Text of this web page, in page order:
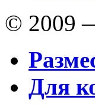
© 2009
Для